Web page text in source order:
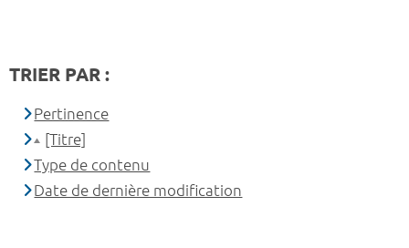
TRIER PAR :
Pertinence
[Titre]
Type de contenu
Date de dernière modification